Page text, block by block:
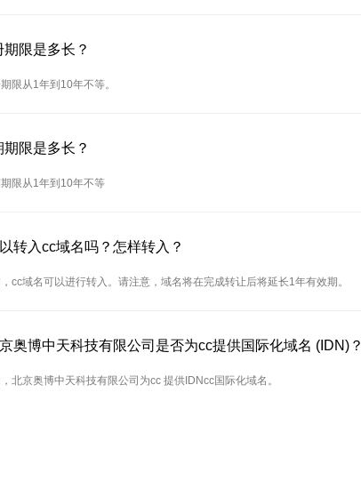
期限是多长？
限从1年到10年不等。
期限是多长？
限从1年到10年不等
转入cc域名吗？怎样转入？
cc域名可以进行转入。请注意，域名将在完成转让后将延长1年有效期。
奥博中天科技有限公司是否为cc提供国际化域名 (IDN)？
北京奥博中天科技有限公司为cc 提供IDNcc国际化域名。